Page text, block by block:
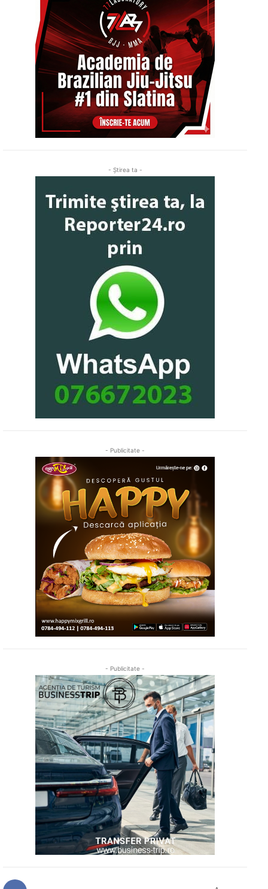
- Ştirea ta -
- Publicitate -
- Publicitate -